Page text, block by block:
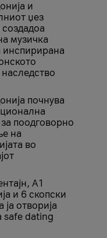
и
џез
музичка
инспирирана
почнува
поодговорно
на
во
A1
и 6 скопски
отворија
safe dating